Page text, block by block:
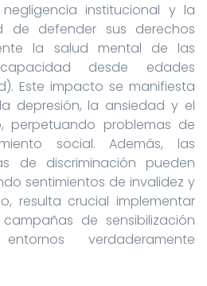
institucional y la
de defender sus derechos
la salud mental de las
desde edades
Este impacto se manifiesta
depresión, la ansiedad y el
perpetuando problemas de
social. Además, las
de discriminación pueden
sentimientos de invalidez y
resulta crucial implementar
de sensibilización
verdaderamente